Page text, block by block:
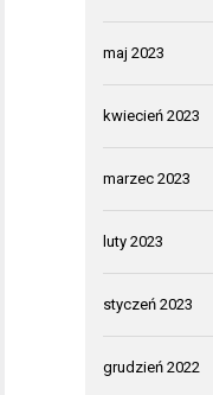
maj 2023
kwiecień 2023
marzec 2023
luty 2023
styczeń 2023
grudzień 2022